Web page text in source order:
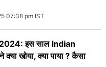
07:38 pm IST
इस साल Indian
खोया, क्या पाया ? कैसा